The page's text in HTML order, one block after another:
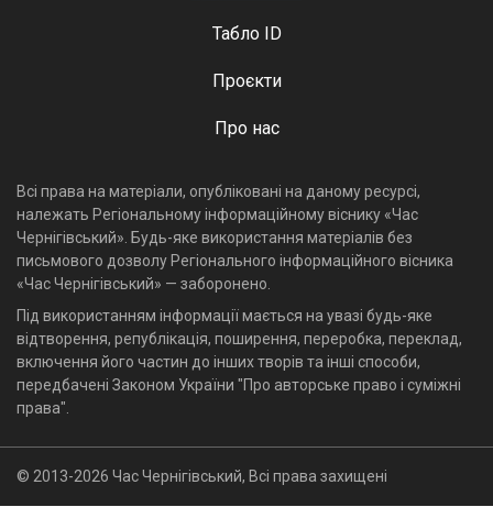
Табло ID
Проєкти
Про нас
Всі права на матеріали, опубліковані на даному ресурсі,
належать Регіональному інформаційному віснику «Час
Чернігівський». Будь-яке використання матеріалів без
письмового дозволу Регіонального інформаційного вісника
«Час Чернігівський» — заборонено.
Під використанням інформації мається на увазі будь-яке
відтворення, републікація, поширення, переробка, переклад,
включення його частин до інших творів та інші способи,
передбачені Законом України "Про авторське право і суміжні
права".
© 2013-2026 Час Чернігівський, Всі права захищені